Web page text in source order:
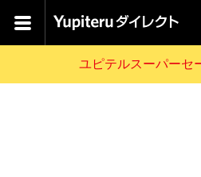
カテゴリで
キャン
ペーン
関連
サービス
開催中のキャ
お買い物
ログイン
ユピテルスーパーセ